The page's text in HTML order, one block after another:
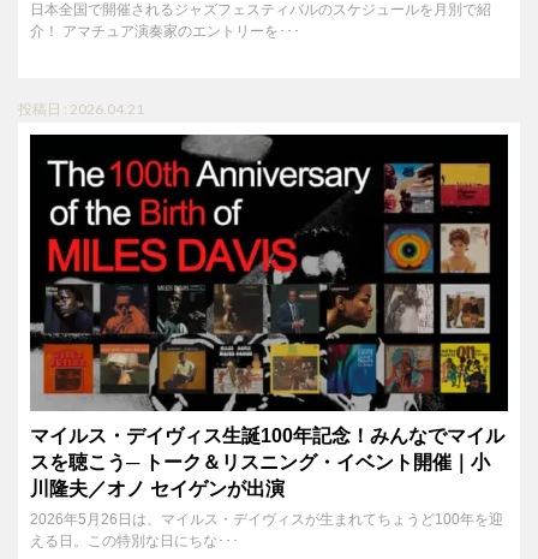
日本全国で開催されるジャズフェスティバルのスケジュールを月別で紹
介！ アマチュア演奏家のエントリーを･･･
投稿日 : 2026.04.21
マイルス・デイヴィス生誕100年記念！みんなでマイル
スを聴こう─ トーク＆リスニング・イベント開催｜小
川隆夫／オノ セイゲンが出演
2026年5月26日は、マイルス・デイヴィスが生まれてちょうど100年を迎
える日。この特別な日にちな･･･